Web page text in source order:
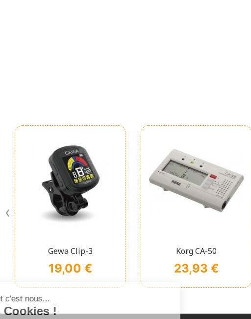
Gewa Clip-3
Prix
19,00 €
Korg CA-50
Prix
23,93 €
‹
Salut c'est nous...
les Cookies !